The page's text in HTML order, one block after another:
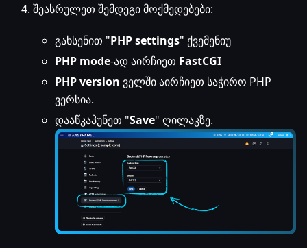
შეასრულეთ შემდეგი მოქმედებები:
გახსენით "PHP settings" ქვემენიუ
PHP mode-ად აირჩიეთ FastCGI
PHP version ველში აირჩიეთ საჭირო PHP
ვერსია.
დააწკაპუნეთ "Save" ღილაკზე.